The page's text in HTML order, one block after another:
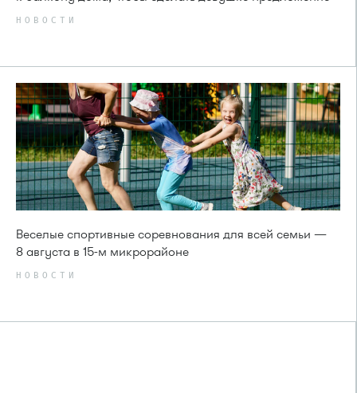
НОВОСТИ
Веселые спортивные соревнования для всей семьи —
8 августа в 15-м микрорайоне
НОВОСТИ